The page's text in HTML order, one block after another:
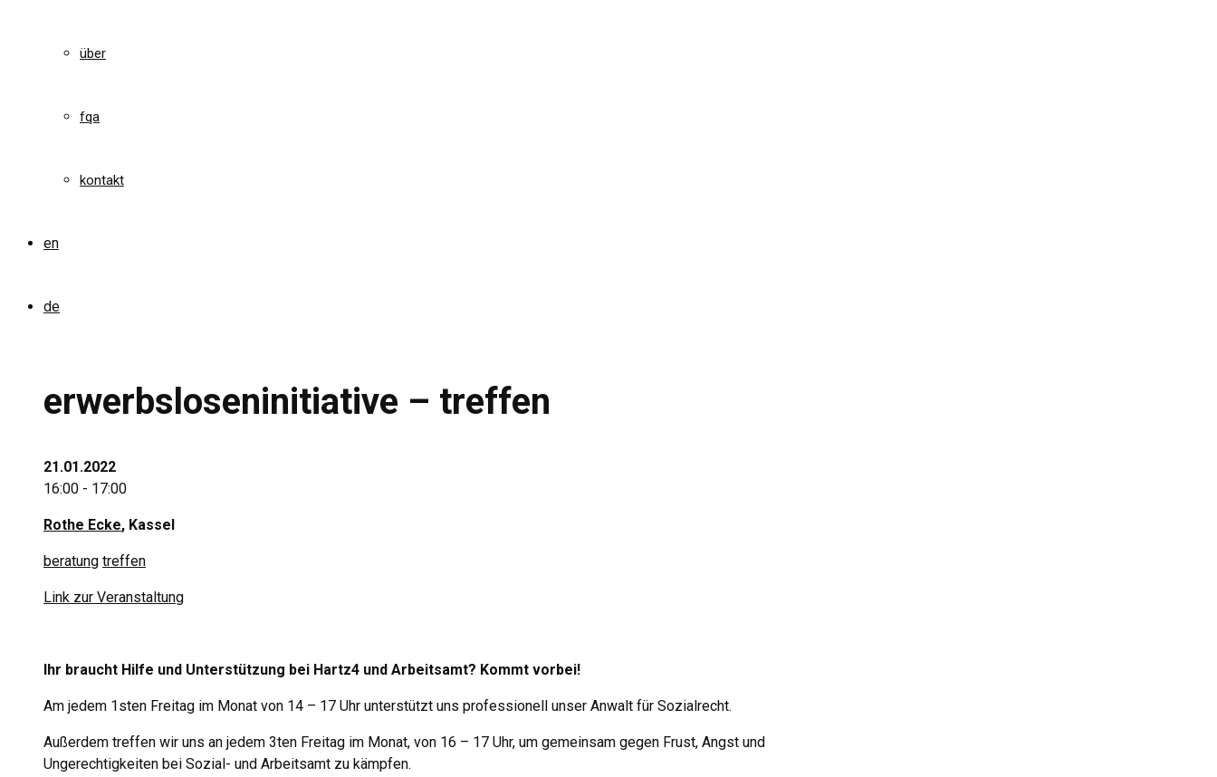
über
fqa
kontakt
en
de
erwerbsloseninitiative – treffen
21.01.2022
16:00 - 17:00
Rothe Ecke, Kassel
beratung treffen
Link zur Veranstaltung
Ihr braucht Hilfe und Unterstützung bei Hartz4 und Arbeitsamt? Kommt vorbei!
Am jedem 1sten Freitag im Monat von 14 – 17 Uhr unterstützt uns professionell unser Anwalt für Sozialrecht.
Außerdem treffen wir uns an jedem 3ten Freitag im Monat, von 16 – 17 Uhr, um gemeinsam gegen Frust, Angst und
Ungerechtigkeiten bei Sozial- und Arbeitsamt zu kämpfen.